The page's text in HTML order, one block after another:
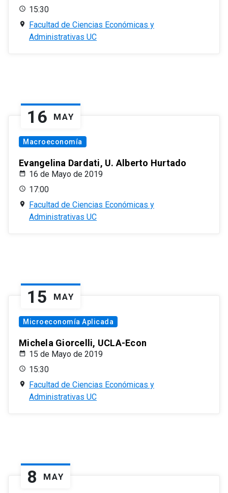
15:30
Facultad de Ciencias Económicas y
Administrativas UC
16 MAY
Macroeconomía
Evangelina Dardati, U. Alberto Hurtado
16 de Mayo de 2019
17:00
Facultad de Ciencias Económicas y
Administrativas UC
15 MAY
Microeconomía Aplicada
Michela Giorcelli, UCLA-Econ
15 de Mayo de 2019
15:30
Facultad de Ciencias Económicas y
Administrativas UC
8 MAY